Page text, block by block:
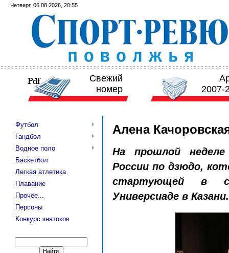
Четверг, 06.08.2026, 20:55
Свежий
номер
2007-
Футбол
Гандбол
Водное поло
Баскетбол
Легкая атлетика
Плавание
Прочее...
Персоны
Конкурс знатоков
Алена
На прошлой
России по дзюдо,
стартующей в
Универсиаде в Казани.